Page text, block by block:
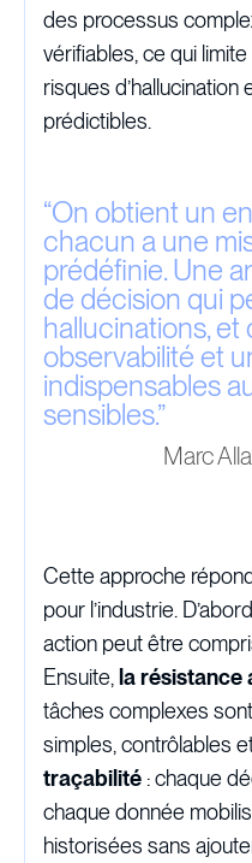
des processus
vérifiables, ce qui
risques
prédictibles.
“On obtient un
chacun a une
prédéfinie. Une
de décision qui
hallucinations, et
observabilité et
indispensables
sensibles.”
Marc
Cette approche
pour l’industrie.
action peut être
Ensuite, la résistance
tâches complexes
simples, contrôlables
traçabilité : chaque
chaque donnée
historisées sans